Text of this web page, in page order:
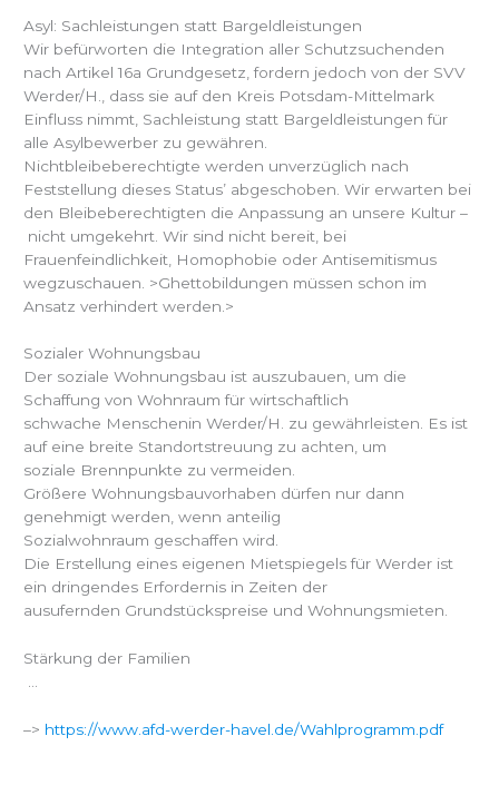
Asyl: Sachleistungen statt Bargeldleistungen
Wir befürworten die Integration aller Schutzsuchenden
nach Artikel 16a Grundgesetz, fordern jedoch von der SVV
Werder/H., dass sie auf den Kreis Potsdam-Mittelmark
Einfluss nimmt, Sachleistung statt Bargeldleistungen für
alle Asylbewerber zu gewähren.
Nichtbleibeberechtigte werden unverzüglich nach
Feststellung dieses Status’ abgeschoben. Wir erwarten bei
den Bleibeberechtigten die Anpassung an unsere Kultur –
nicht umgekehrt. Wir sind nicht bereit, bei
Frauenfeindlichkeit, Homophobie oder Antisemitismus
wegzuschauen. >Ghettobildungen müssen schon im
Ansatz verhindert werden.>
Sozialer Wohnungsbau
Der soziale Wohnungsbau ist auszubauen, um die
Schaffung von Wohnraum für wirtschaftlich
schwache Menschenin Werder/H. zu gewährleisten. Es ist
auf eine breite Standortstreuung zu achten, um
soziale Brennpunkte zu vermeiden.
Größere Wohnungsbauvorhaben dürfen nur dann
genehmigt werden, wenn anteilig
Sozialwohnraum geschaffen wird.
Die Erstellung eines eigenen Mietspiegels für Werder ist
ein dringendes Erfordernis in Zeiten der
ausufernden Grundstückspreise und Wohnungsmieten.
Stärkung der Familien
…
–> https://www.afd-werder-havel.de/Wahlprogramm.pdf